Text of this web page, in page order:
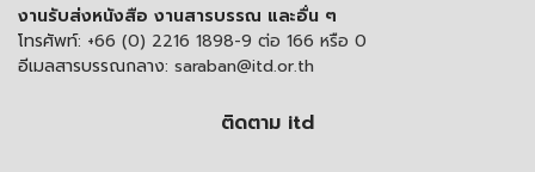
งานรับส่งหนังสือ งานสารบรรณ และอื่น ๆ
โทรศัพท์: +66 (0) 2216 1898-9 ต่อ 166 หรือ 0
อีเมลสารบรรณกลาง: saraban@itd.or.th
ติดตาม itd